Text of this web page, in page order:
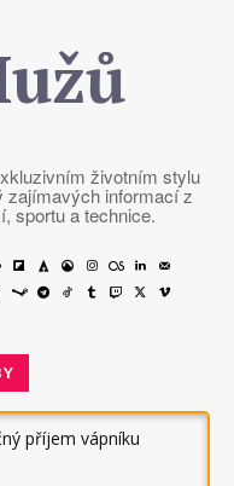
životním stylu
zajímavých informací z
sportu a technice.
příjem vápníku